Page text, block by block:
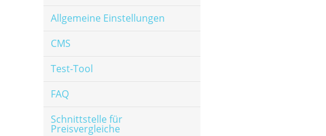
Allgemeine Einstellungen
CMS
Test-Tool
FAQ
Schnittstelle für
Preisvergleiche